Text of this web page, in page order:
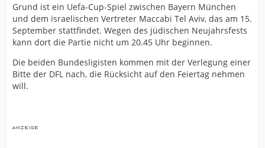
Grund ist ein Uefa-Cup-Spiel zwischen Bayern München
und dem israelischen Vertreter Maccabi Tel Aviv, das am 15.
September stattfindet. Wegen des jüdischen Neujahrsfests
kann dort die Partie nicht um 20.45 Uhr beginnen.
Die beiden Bundesligisten kommen mit der Verlegung einer
Bitte der DFL nach, die Rücksicht auf den Feiertag nehmen
will.